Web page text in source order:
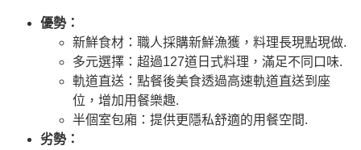
優勢：
新鮮食材：職人採購新鮮漁獲，料理長現點現做.
多元選擇：超過127道日式料理，滿足不同口味.
軌道直送：點餐後美食透過高速軌道直送到座
位，增加用餐樂趣.
半個室包廂：提供更隱私舒適的用餐空間.
劣勢：